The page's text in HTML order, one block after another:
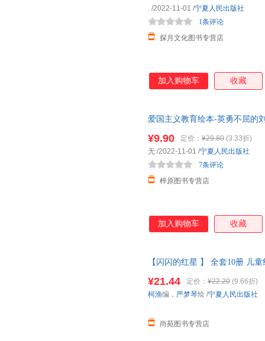
探月文化图书专营店
1条评论
. /2022-11-01 /宁夏人民出版社
加入购物车 收藏
爱国主义教育绘本-英勇不屈的
¥9.90 定价： ¥29.80 (3.33折)
梓原图书专营店
7条评论
无 /2022-11-01 /宁夏人民出版社
加入购物车 收藏
【闪闪的红星 】 全套10册 儿
换货【让您无忧购物】
¥21.44 定价： ¥22.20 (9.66折)
尚苑图书专营店
柯渔编， 严梦琴绘 /宁夏人民出版社